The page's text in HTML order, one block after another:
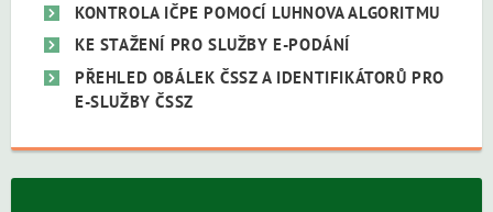
KONTROLA IČPE POMOCÍ LUHNOVA ALGORITMU
KE STAŽENÍ PRO SLUŽBY E-PODÁNÍ
PŘEHLED OBÁLEK ČSSZ A IDENTIFIKÁTORŮ PRO
E-SLUŽBY ČSSZ